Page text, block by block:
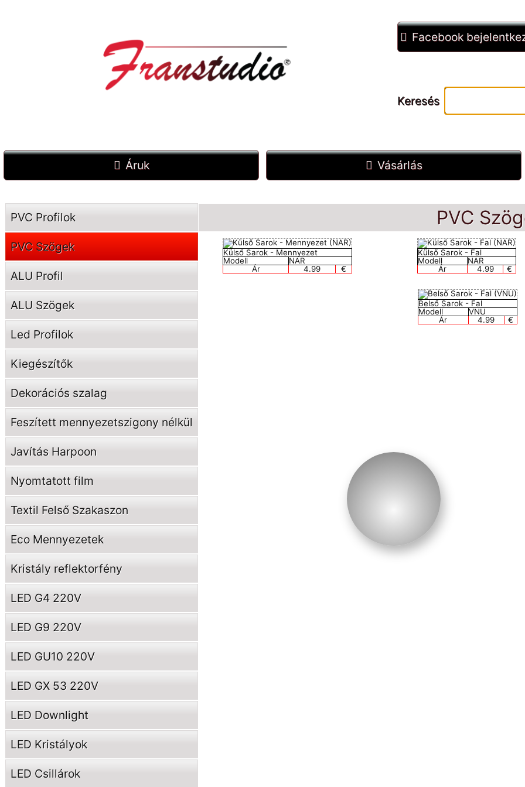
Facebook
Keresés
Áruk Vásárlás
PVC Profilok
PVC Szögek
ALU Profil
ALU Szögek
Led Profilok
Kiegészítők
Dekorációs szalag
Feszített mennyezetszigony nélkül
Javítás Harpoon
Nyomtatott film
Textil Felső Szakaszon
Eco Mennyezetek
Kristály reflektorfény
LED G4 220V
LED G9 220V
LED GU10 220V
LED GX 53 220V
LED Downlight
LED Kristályok
LED Csillárok
PVC
Külső Sarok - Mennyezet
Modell
NAR
Ár
4.99 €
Külső Sarok - Fal
Modell
NAR
Ár
4.99 €
Belső Sarok - Fal
Modell
VNU
Ár
4.99 €